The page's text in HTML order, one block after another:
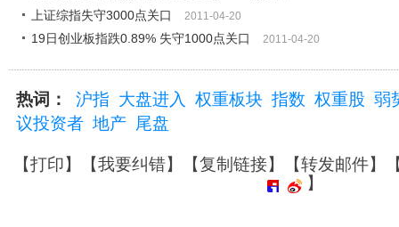
上证综指失守3000点关口 2011-04-20
19日创业板指跌0.89% 失守1000点关口 2011-04-20
热词： 沪指 大盘进入 权重板块 指数 权重股 弱
议投资者 地产 尾盘
【打印】【我要纠错】【复制链接】【转发邮件】
】